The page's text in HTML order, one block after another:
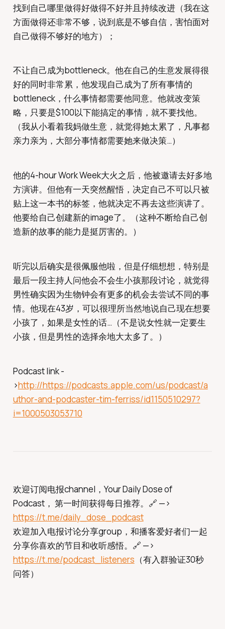
找到自己哪里做得好做得不好并且持续改进（我在这
方面做得还非常不够，说到底是不够自信，害怕面对
自己做得不够好的地方）；
不让自己成为bottleneck。他在自己的生意发展得很
好的同时非常累，他发现自己成为了所有事情的
bottleneck，什么事情都需要他同意。他就改变策
略，只要是$100以下能搞定的事情，就不要找他。
（我从小看着我妈做生意，就觉得她太累了，凡事都
亲力亲为，大部分事情都需要她来做决策…）
他的4-hour Work Week大火之后，他被邀请去好多地
方演讲。但他有一天突然醒悟，决定自己不可以只被
贴上这一本书的标签，他就决定不再去这些演讲了。
他要给自己创建新的image了。（这种不断给自己创
造新的故事的能力是挺厉害的。）
听完以后确实是很佩服他啦，但是仔细想想，特别是
最后一段主持人问他会不会生小孩那段讨论，就觉得
男性确实因为生物钟会有更多的机会去尝试不同的事
情。他现在43岁，可以很理所当然地说自己现在想要
小孩了，如果是女性的话…（不是说女性就一定要生
小孩，但是男性的选择余地大太多了。）
Podcast link -
>http://https://podcasts.apple.com/us/podcast/a
uthor-and-podcaster-tim-ferriss/id1150510297?
i=1000503053710
欢迎订阅电报channel，Your Daily Dose of
Podcast， 第一时间获得每日推荐。🔗 —>
https://t.me/daily_dose_podcast
欢迎加入电报讨论分享group，和播客爱好者们一起
分享你喜欢的节目和收听感悟。🔗 —>
https://t.me/podcast_listeners （有入群验证30秒
问答）